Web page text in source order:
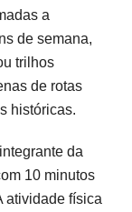
a
de semana,
trilhos
de rotas
históricas.
da
10 minutos
atividade física